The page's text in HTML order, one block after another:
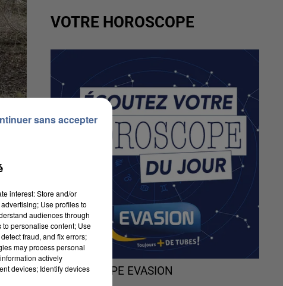
VOTRE HOROSCOPE
L'HOROSCOPE EVASION
interest: Store and/or
Use profiles to
audiences through
personalise content; Use
fraud, and fix errors;
may process personal
actively
devices; Identify devices
sans accepter